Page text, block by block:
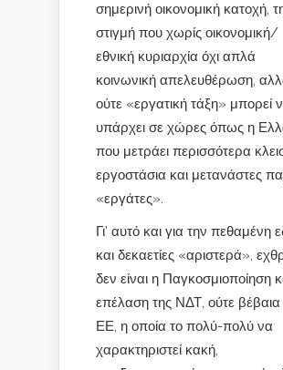
σημερινή οικονομική κατοχή,
στιγμή που χωρίς οικονομική/
εθνική κυριαρχία όχι απλά
κοινωνική απελευθέρωση,
ούτε «εργατική τάξη» μπορεί
υπάρχει σε χώρες όπως η
που μετράει περισσότερα
εργοστάσια και μετανάστες
«εργάτες».
Γι’ αυτό και για την πεθαμένη
και δεκαετίες «αριστερά»,
δεν είναι η Παγκοσμιοποίηση
επέλαση της ΝΔΤ, ούτε βέβαια
ΕΕ, η οποία το πολύ-πολύ να
χαρακτηριστεί κακή,